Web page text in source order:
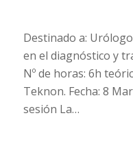
Destinado a:
en el diagnóstico y
Nº de horas: 6h
Teknon. Fecha: 8
sesión La…